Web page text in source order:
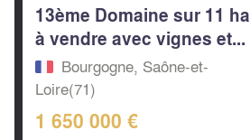
13ème Domaine sur 11 ha
à vendre avec vignes et...
Bourgogne, Saône-et-
Loire(71)
1 650 000 €